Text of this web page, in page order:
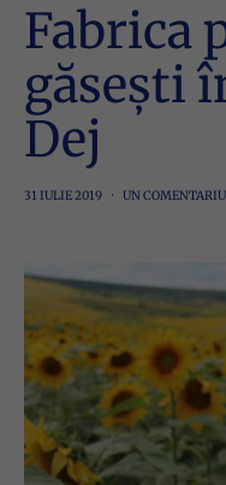
Fabrica
găsești
Dej
31 IULIE 2019 UN COMENTARIU